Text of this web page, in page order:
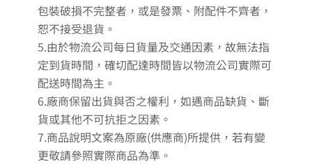
包裝破損不完整者，或是發票、附配件不齊者，
恕不接受退貨。
5.由於物流公司每日貨量及交通因素，故無法指
定到貨時間，確切配達時間皆以物流公司實際可
配送時間為主。
6.廠商保留出貨與否之權利，如遇商品缺貨、斷
貨或其他不可抗拒之因素。
7.商品說明文案為原廠(供應商)所提供，若有變
更敬請參照實際商品為準。